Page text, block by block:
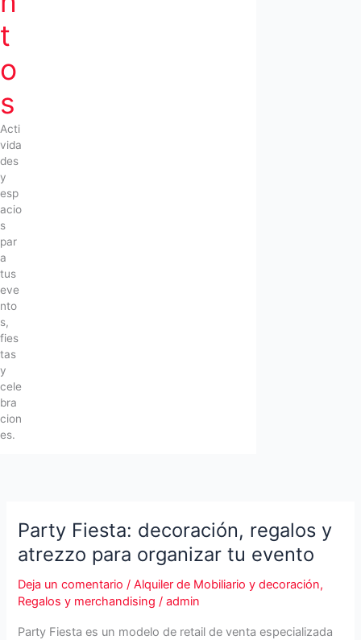
t
o
s
Acti
vida
des
y
esp
acio
s
par
a
tus
eve
nto
s,
fies
tas
y
cele
bra
cion
es.
Party Fiesta: decoración, regalos y
atrezzo para organizar tu evento
Deja un comentario /Alquiler de Mobiliario y decoración,
Regalos y merchandising /admin
Party Fiesta es un modelo de retail de venta especializada